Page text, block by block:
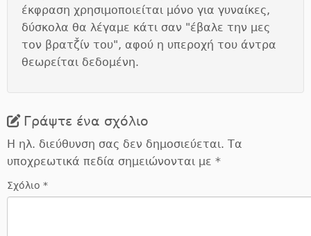
έκφραση χρησιμοποιείται μόνο για γυναίκες,
δύσκολα θα λέγαμε κάτι σαν "έβαλε την μες
τον βρατζ̌ίν του", αφού η υπεροχή του άντρα
θεωρείται δεδομένη.
Γράψτε ένα σχόλιο
Η ηλ. διεύθυνση σας δεν δημοσιεύεται. Τα
υποχρεωτικά πεδία σημειώνονται με *
Σχόλιο *